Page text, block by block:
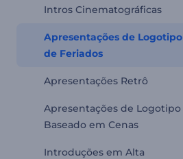
Intros Cinematográficas
Apresentações de Logotipo
de Feriados
Apresentações Retrô
Apresentações de Logotipo
Baseado em Cenas
Introduções em Alta